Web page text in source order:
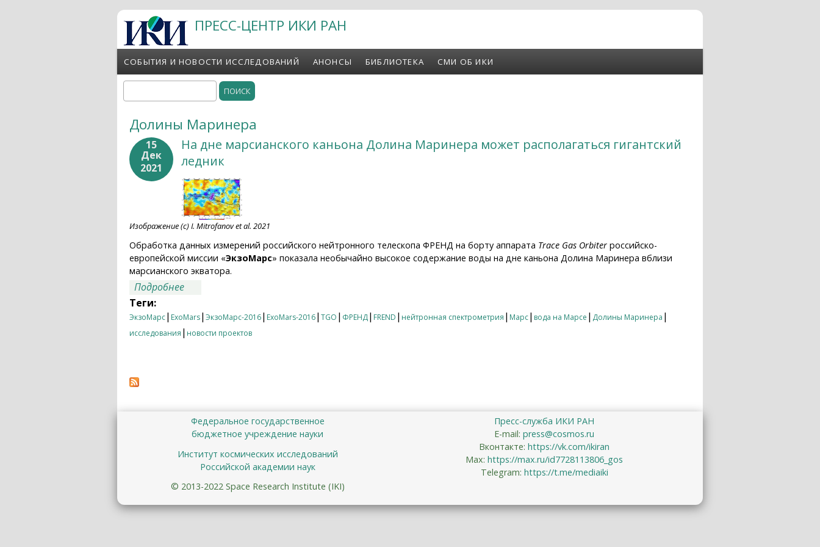
Перейти к основному содержанию ПРЕСС-ЦЕНТР ИКИ РАН
СОБЫТИЯ И НОВОСТИ ИССЛЕДОВАНИЙ АНОНСЫ БИБЛИОТЕКА СМИ ОБ ИКИ
Форма поиска
Долины Маринера
15
Дек
2021
На дне марсианского каньона Долина Маринера может располагаться гигантский
ледник
Изображение (c) I. Mitrofanov et al. 2021
Обработка данных измерений российского нейтронного телескопа ФРЕНД на борту аппарата Trace Gas Orbiter российско-
европейской миссии «ЭкзоМарс» показала необычайно высокое содержание воды на дне каньона Долина Маринера вблизи
марсианского экватора.
Подробнее
Теги:
ЭкзоМарс| ExoMars| ЭкзоМарс-2016| ExoMars-2016| TGO | ФРЕНД| FREND | нейтронная спектрометрия | Марс| вода на Марсе | Долины Маринера |
исследования | новости проектов
Федеральное государственное
бюджетное учреждение науки
Институт космических исследований
Российской академии наук
© 2013-2022 Space Research Institute (IKI)
Пресс-служба ИКИ РАН
E-mail: press@cosmos.ru
Вконтакте: https://vk.com/ikiran
Max: https://max.ru/id7728113806_gos
Telegram: https://t.me/mediaiki